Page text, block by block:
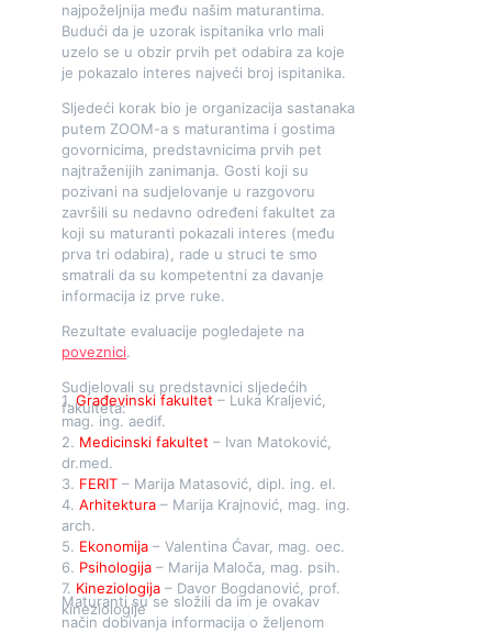
najpoželjnija među našim maturantima.
Budući da je uzorak ispitanika vrlo mali
uzelo se u obzir prvih pet odabira za koje
je pokazalo interes najveći broj ispitanika.
Sljedeći korak bio je organizacija sastanaka
putem ZOOM-a s maturantima i gostima
govornicima, predstavnicima prvih pet
najtraženijih zanimanja. Gosti koji su
pozivani na sudjelovanje u razgovoru
završili su nedavno određeni fakultet za
koji su maturanti pokazali interes (među
prva tri odabira), rade u struci te smo
smatrali da su kompetentni za davanje
informacija iz prve ruke.
Rezultate evaluacije pogledajete na
poveznici.
Sudjelovali su predstavnici sljedećih
fakulteta:
1. Građevinski fakultet – Luka Kraljević,
mag. ing. aedif.
2. Medicinski fakultet – Ivan Matoković,
dr.med.
3. FERIT – Marija Matasović, dipl. ing. el.
4. Arhitektura – Marija Krajnović, mag. ing.
arch.
5. Ekonomija – Valentina Ćavar, mag. oec.
6. Psihologija – Marija Maloča, mag. psih.
7. Kineziologija – Davor Bogdanović, prof.
kineziologije
Maturanti su se složili da im je ovakav
način dobivanja informacija o željenom